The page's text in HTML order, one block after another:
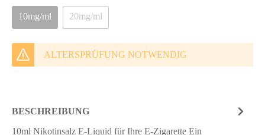
10mg/ml 20mg/ml
ALTERSPRÜFUNG NOTWENDIG
BESCHREIBUNG
10ml Nikotinsalz E-Liquid für Ihre E-Zigarette Ein